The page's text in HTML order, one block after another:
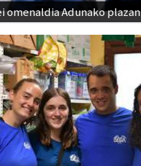
omenaldia Adunako plazan